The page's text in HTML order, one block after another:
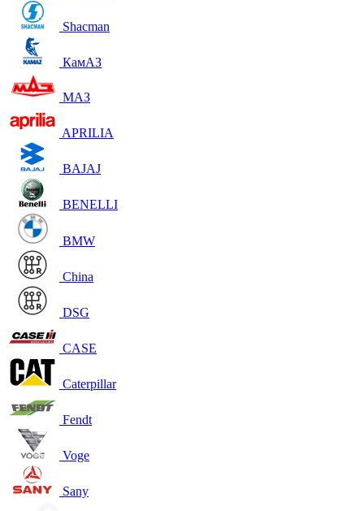
Shacman
КамАЗ
МАЗ
APRILIA
BAJAJ
BENELLI
BMW
China
DSG
CASE
Caterpillar
Fendt
Voge
Sany